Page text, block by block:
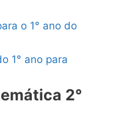
o 1° ano do
1° ano para
2°